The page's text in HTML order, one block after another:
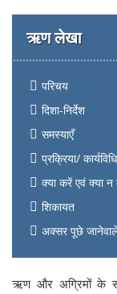
ऋण लेखा
परिचय
दिशा-निर्देश
समस्याएँ
प्रक्रिया/ कार्यविधि
क्या करें एवं क्या
शिकायत
अक्सर पूछे
ऋण और अग्रिमों के